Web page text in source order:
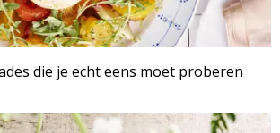
die je echt eens moet proberen